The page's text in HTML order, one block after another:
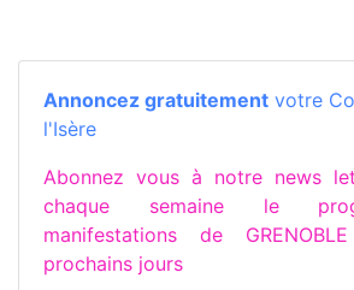
Annoncez gratuitement votre
l'Isère
Abonnez vous à notre news
chaque semaine le
manifestations de
prochains jours